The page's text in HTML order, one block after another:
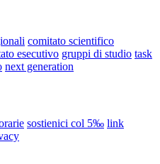
comitato scientifico
esecutivo gruppi di studio task
next generation
sostienici col 5‰ link